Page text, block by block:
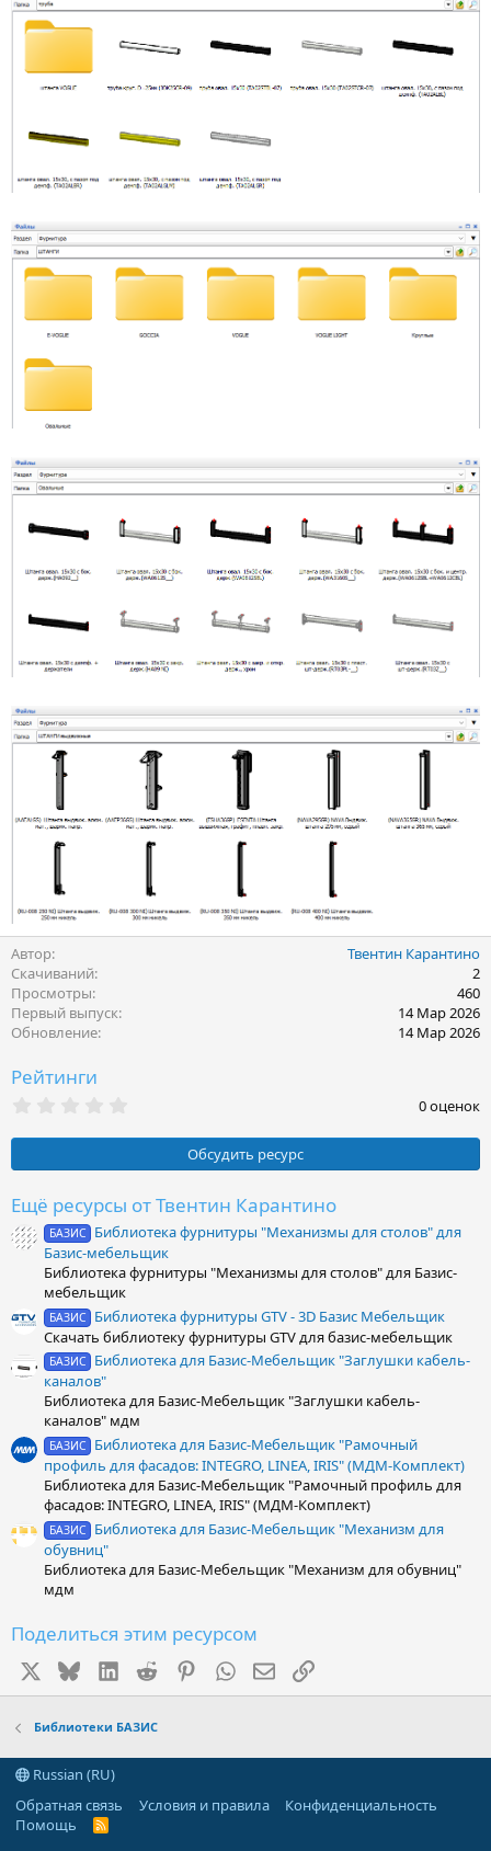
Автор
Твентин Карантино
Скачиваний
2
Просмотры
460
Первый выпуск
14 Мар 2026
Обновление
14 Мар 2026
Рейтинги
0
з
ё
з
д
0 оценок
Обсудить ресурс
Ещё ресурсы от Твентин Карантино
БАЗИС
Библиотека фурнитуры "Механизмы для столов" для
Базис-мебельщик
Библиотека фурнитуры "Механизмы для столов" для Базис-
мебельщик
БАЗИС
Библиотека фурнитуры GTV - 3D Базис Мебельщик
Скачать библиотеку фурнитуры GTV для базис-мебельщик
БАЗИС
Библиотека для Базис-Мебельщик "Заглушки кабель-
каналов"
Библиотека для Базис-Мебельщик "Заглушки кабель-
каналов" мдм
БАЗИС
Библиотека для Базис-Мебельщик "Рамочный
профиль для фасадов: INTEGRO, LINEA, IRIS" (МДМ-Комплект)
Библиотека для Базис-Мебельщик "Рамочный профиль для
фасадов: INTEGRO, LINEA, IRIS" (МДМ-Комплект)
БАЗИС
Библиотека для Базис-Мебельщик "Механизм для
обувниц"
Библиотека для Базис-Мебельщик "Механизм для обувниц"
мдм
Поделиться этим ресурсом
BlueskyLinkedIn
Reddit PinterestWhatsAppЭлектронная почта
Ссылка
Библиотеки БАЗИС
Russian (RU)
Обратная связь
Условия и правила
Конфиденциальность
Помощь
R